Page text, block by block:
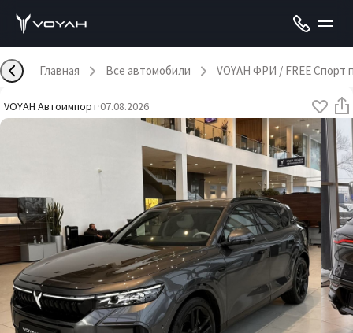
Главная Все автомобили VOYAH ФРИ / FREE
VOYAH Автоимпорт·07.08.2026